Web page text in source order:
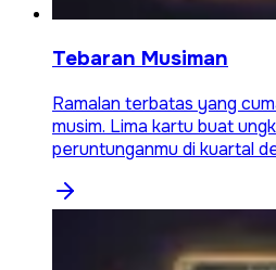
Tebaran Musiman
Ramalan terbatas yang
musim. Lima kartu buat
peruntunganmu di kuartal